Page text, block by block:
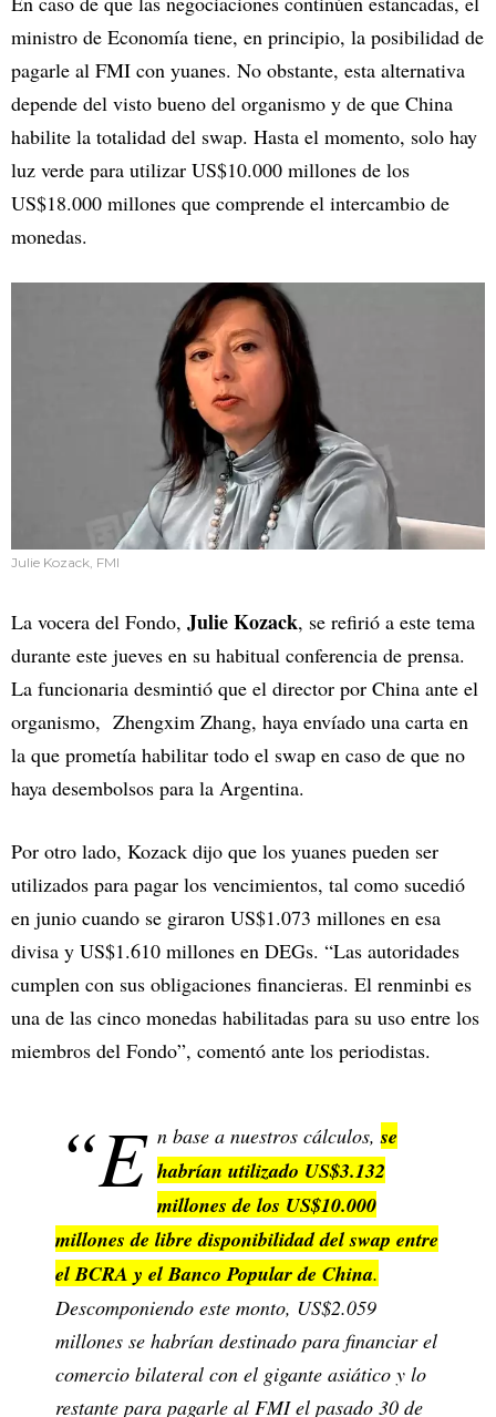
ministro de Economía tiene, en principio, la posibilidad de
pagarle al FMI con yuanes. No obstante, esta alternativa
depende del visto bueno del organismo y de que China
habilite la totalidad del swap. Hasta el momento, solo hay
luz verde para utilizar US$10.000 millones de los
US$18.000 millones que comprende el intercambio de
monedas.
Julie Kozack, FMI
La vocera del Fondo, Julie Kozack, se refirió a este tema
durante este jueves en su habitual conferencia de prensa.
La funcionaria desmintió que el director por China ante el
organismo, Zhengxim Zhang, haya envíado una carta en
la que prometía habilitar todo el swap en caso de que no
haya desembolsos para la Argentina.
Por otro lado, Kozack dijo que los yuanes pueden ser
utilizados para pagar los vencimientos, tal como sucedió
en junio cuando se giraron US$1.073 millones en esa
divisa y US$1.610 millones en DEGs. “Las autoridades
cumplen con sus obligaciones financieras. El renminbi es
una de las cinco monedas habilitadas para su uso entre los
miembros del Fondo”, comentó ante los periodistas.
“E n base a nuestros cálculos, se
habrían utilizado US$3.132
millones de los US$10.000
millones de libre disponibilidad del swap entre
el BCRA y el Banco Popular de China.
Descomponiendo este monto, US$2.059
millones se habrían destinado para financiar el
comercio bilateral con el gigante asiático y lo
restante para pagarle al FMI el pasado 30 de